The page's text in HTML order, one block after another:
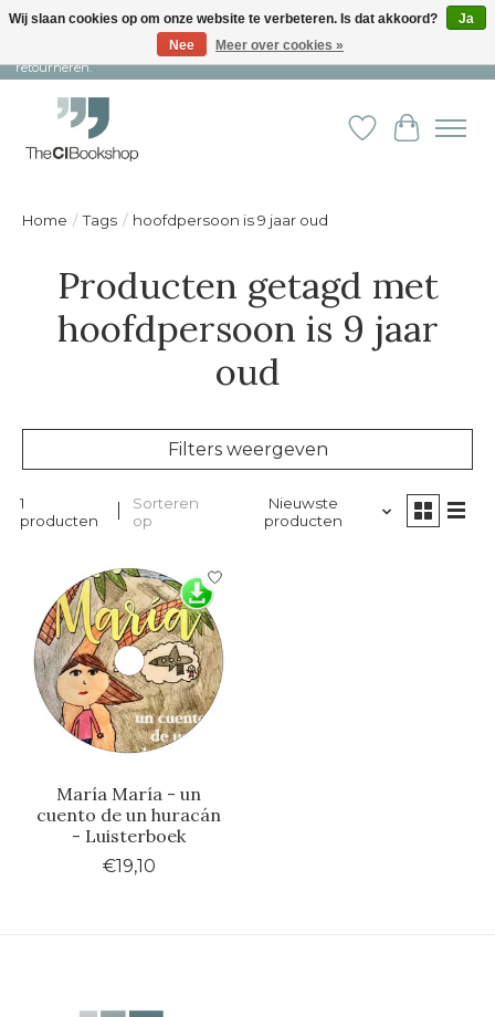
Snelle levering en persoonlijke service ︱ Niet goed? Geld terug! ︱ Gratis
retourneren.
Verlanglijst
Home / Tags / hoofdpersoon is 9 jaar oud
Producten getagd met
hoofdpersoon is 9 jaar
oud
Filters weergeven
1
producten
Sorteren
op
Nieuwste
producten
María María - un
cuento de un huracán
- Luisterboek
€19,10
Wij slaan cookies op om onze website te verbeteren. Is dat akkoord?
Ja
Nee
Meer over cookies »